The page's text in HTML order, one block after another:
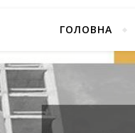
ГОЛОВНА